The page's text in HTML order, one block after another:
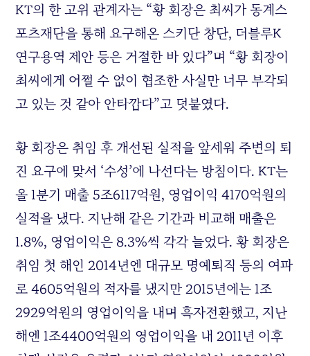
KT의 한 고위 관계자는 “황 회장은 최씨가 동계스
포츠재단을 통해 요구해온 스키단 창단, 더블루K
연구용역 제안 등은 거절한 바 있다”며 “황 회장이
최씨에게 어쩔 수 없이 협조한 사실만 너무 부각되
고 있는 것 같아 안타깝다”고 덧붙였다.
황 회장은 취임 후 개선된 실적을 앞세워 주변의 퇴
진 요구에 맞서 ‘수성’에 나선다는 방침이다.KT는
올 1분기 매출 5조6117억원, 영업이익 4170억원의
실적을 냈다. 지난해 같은 기간과 비교해 매출은
1.8%, 영업이익은 8.3%씩 각각 늘었다. 황 회장은
취임 첫 해인 2014년엔 대규모 명예퇴직 등의 여파
로 4605억원의 적자를 냈지만 2015년에는 1조
2929억원의 영업이익을 내며 흑자전환했고, 지난
해엔 1조4400억원의 영업이익을 내 2011년 이후